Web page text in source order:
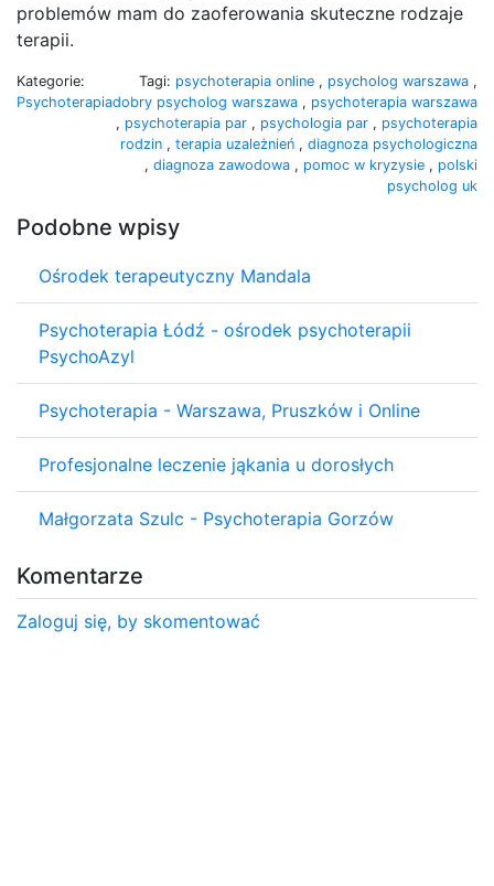
problemów mam do zaoferowania skuteczne rodzaje
terapii.
Kategorie:
Psychoterapia
Tagi: psychoterapia online , psycholog warszawa ,
dobry psycholog warszawa , psychoterapia warszawa
, psychoterapia par , psychologia par , psychoterapia
rodzin , terapia uzależnień , diagnoza psychologiczna
, diagnoza zawodowa , pomoc w kryzysie , polski
psycholog uk
Podobne wpisy
Ośrodek terapeutyczny Mandala
Psychoterapia Łódź - ośrodek psychoterapii
PsychoAzyl
Psychoterapia - Warszawa, Pruszków i Online
Profesjonalne leczenie jąkania u dorosłych
Małgorzata Szulc - Psychoterapia Gorzów
Komentarze
Zaloguj się, by skomentować